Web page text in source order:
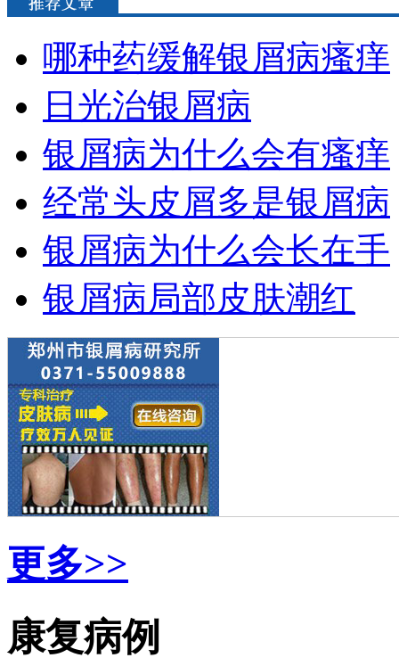
哪种药缓解银屑病瘙痒
日光治银屑病
银屑病为什么会有瘙痒
经常头皮屑多是银屑病
银屑病为什么会长在手
银屑病局部皮肤潮红
更多>>
康复病例